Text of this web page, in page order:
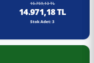
15.759,13 TL
14.971,18 TL
Stok Adet: 3